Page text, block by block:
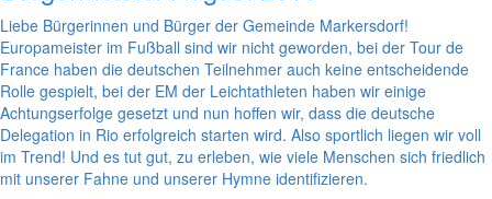
Liebe Bürgerinnen und Bürger der Gemeinde Markersdorf!
Europameister im Fußball sind wir nicht geworden, bei der Tour de
France haben die deutschen Teilnehmer auch keine entscheidende
Rolle gespielt, bei der EM der Leichtathleten haben wir einige
Achtungserfolge gesetzt und nun hoffen wir, dass die deutsche
Delegation in Rio erfolgreich starten wird. Also sportlich liegen wir voll
im Trend! Und es tut gut, zu erleben, wie viele Menschen sich friedlich
mit unserer Fahne und unserer Hymne identifizieren.